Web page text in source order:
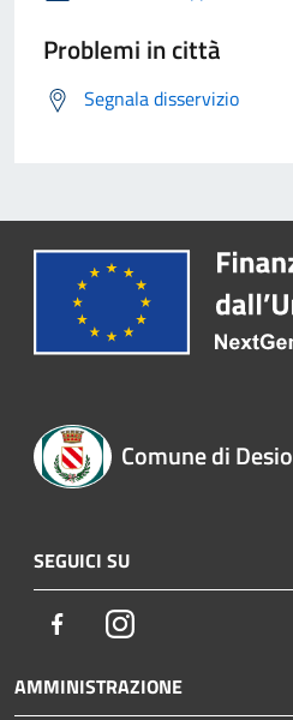
Problemi in città
Segnala disservizio
Comune di Desio
SEGUICI SU
FacebookInstagram
AMMINISTRAZIONE